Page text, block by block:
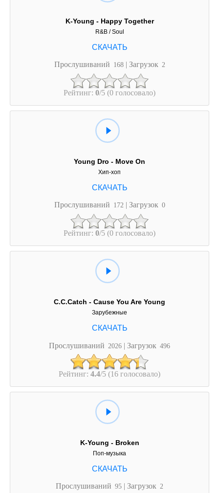
K-Young - Happy Together
R&B / Soul
Прослушиваний 168 | Загрузок 2
Рейтинг: 0/5 (0 голосовало)
Young Dro - Move On
Хип-хоп
Прослушиваний 172 | Загрузок 0
Рейтинг: 0/5 (0 голосовало)
C.C.Catch - Cause You Are Young
Зарубежные
Прослушиваний 2026 | Загрузок 496
Рейтинг: 4.4/5 (16 голосовало)
K-Young - Broken
Поп-музыка
Прослушиваний 95 | Загрузок 2